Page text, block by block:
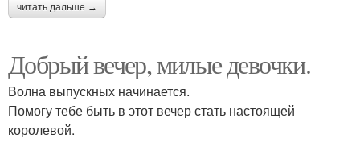
читать дальше →
Добрый вечер, милые девочки.
Волна выпускных начинается.
Помогу тебе быть в этот вечер стать настоящей
королевой.